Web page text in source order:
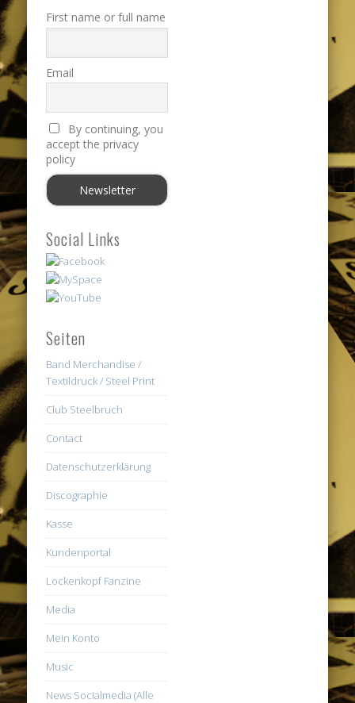
First name or full name
Email
By continuing, you
accept the privacy
policy
Social Links
Seiten
Band Merchandise /
Textildruck / Steel Print
Club Steelbruch
Contact
Datenschutzerklärung
Discographie
Kasse
Kundenportal
Lockenkopf Fanzine
Media
Mein Konto
Music
News Socialmedia (Alle